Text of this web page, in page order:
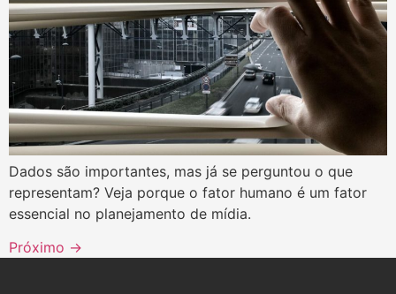
Dados são importantes, mas já se perguntou o que
representam? Veja porque o fator humano é um fator
essencial no planejamento de mídia.
Próximo →